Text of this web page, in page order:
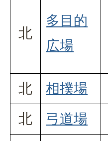
北
多目的
広場
北
相撲場
北
弓道場